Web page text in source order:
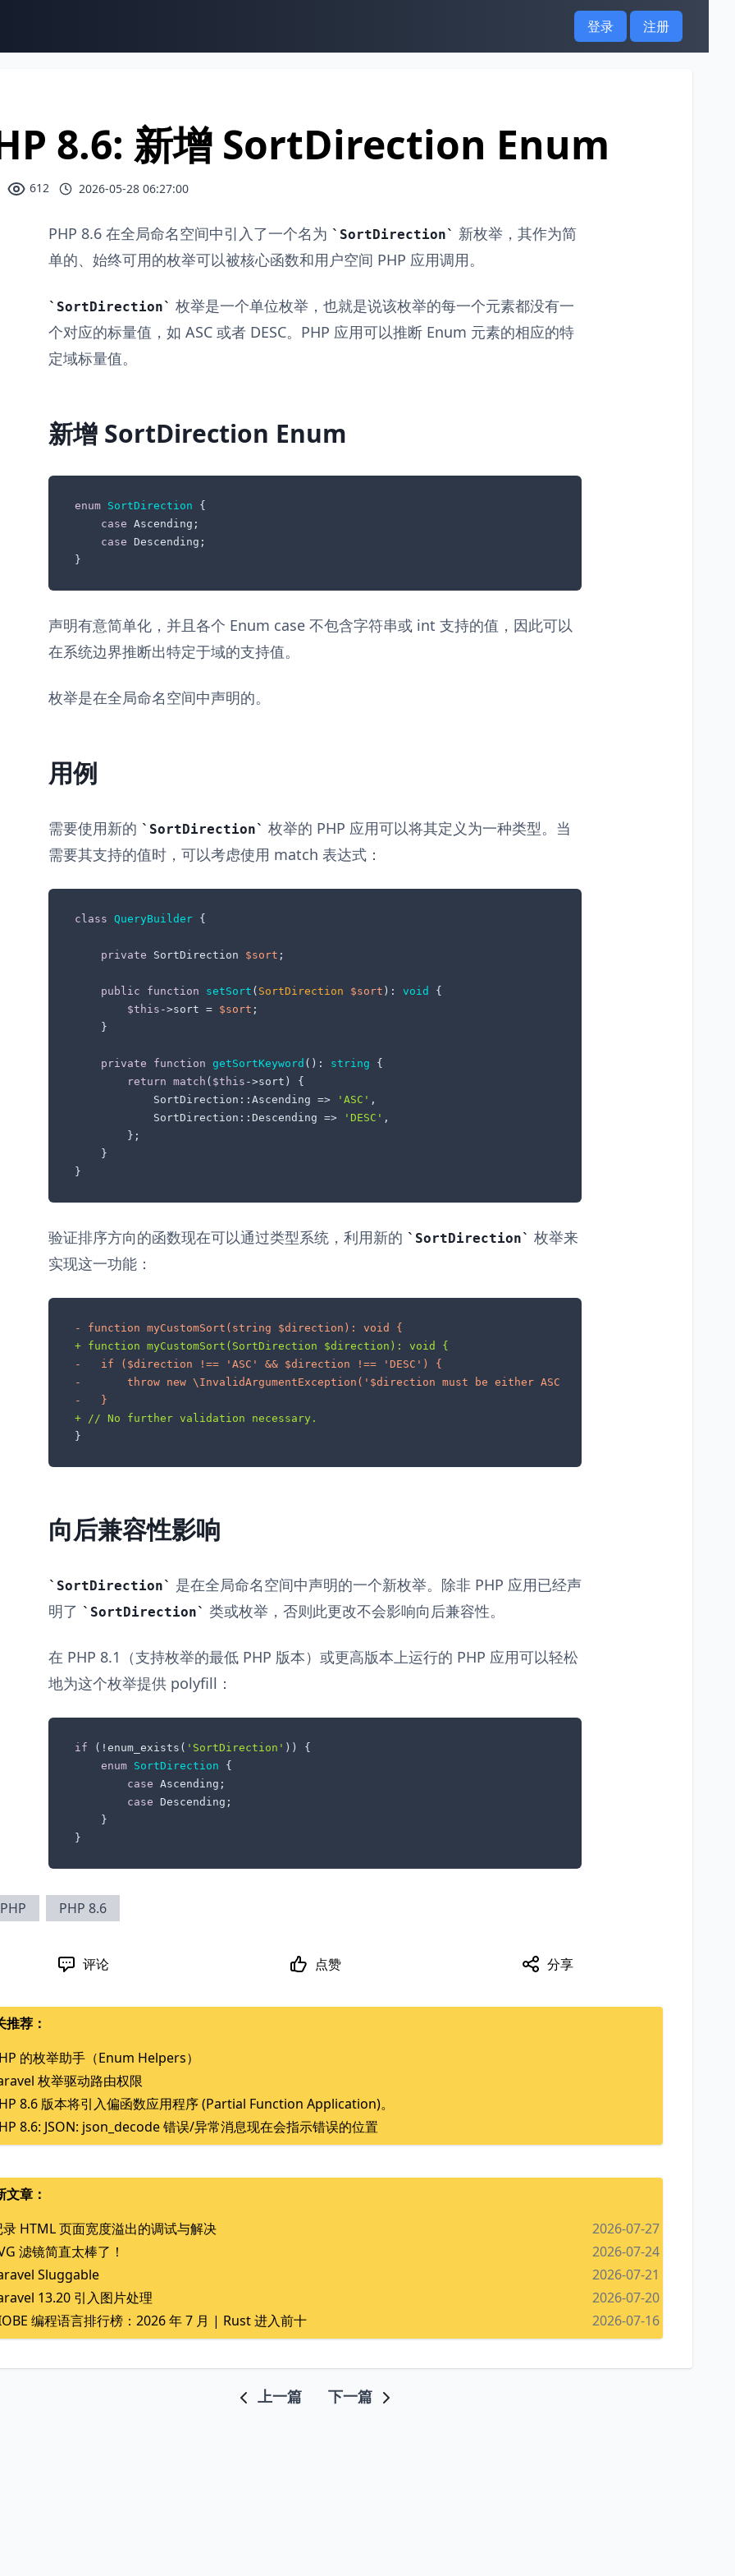
登录 注册
8.6: 新增 SortDirection Enum
612 2026-05-28 06:27:00
PHP 8.6 在全局命名空间中引入了一个名为 SortDirection
新枚举，其作为简
单的、始终可用的枚举可以被核心函数和用户空间 PHP 应用调用。
SortDirection
枚举是一个单位枚举，也就是说该枚举的每一个元素都没有一
个对应的标量值，如 ASC 或者 DESC。PHP 应用可以推断 Enum 元素的相应的特
定域标量值。
新增 SortDirection Enum
enum SortDirection
{
case Ascending;
case Descending;
}
声明有意简单化，并且各个 Enum case 不包含字符串或 int 支持的值，因此可以
在系统边界推断出特定于域的支持值。
枚举是在全局命名空间中声明的。
用例
需要使用新的 SortDirection
枚举的 PHP 应用可以将其定义为一种类型。当
需要其支持的值时，可以考虑使用 match 表达式：
class QueryBuilder {
private SortDirection $sort ;
public function setSort ( SortDirection $sort ): void
{
$this ->sort = $sort ;
    }
private function getSortKeyword ( ): string
{
return
match ( $this ->sort) {
            SortDirection::Ascending =>
'ASC' ,
            SortDirection::Descending =>
'DESC' ,
        };
    }
}
验证排序方向的函数现在可以通过类型系统，利用新的 SortDirection
枚举来
实现这一功能：
- function myCustomSort(string $direction): void {
+ function myCustomSort(SortDirection $direction): void {
-   if ($direction !== 'ASC' && $direction !== 'DESC') {
-       throw new \InvalidArgumentException('$direction must be either ASC or DESC');
-   }
+ // No further validation necessary.
}
向后兼容性影响
SortDirection
是在全局命名空间中声明的一个新枚举。除非 PHP 应用已经声
明了
SortDirection 类或枚举，否则此更改不会影响向后兼容性。
在 PHP 8.1（支持枚举的最低 PHP 版本）或更高版本上运行的 PHP 应用可以轻松
地为这个枚举提供 polyfill：
if (!enum_exists( 'SortDirection' )) {
enum SortDirection
{
case Ascending;
case Descending;
    }
}
PHP PHP 8.6
评论 点赞 分享
推荐：
的枚举助手（Enum Helpers）
枚举驱动路由权限
8.6 版本将引入偏函数应用程序 (Partial Function Application)。
8.6: JSON: json_decode 错误/异常消息现在会指示错误的位置
文章：
录 HTML 页面宽度溢出的调试与解决
2026-07-27
滤镜简直太棒了！
2026-07-24
Sluggable
2026-07-21
13.20 引入图片处理
2026-07-20
编程语言排行榜：2026 年 7 月 | Rust 进入前十
2026-07-16
上一篇 下一篇